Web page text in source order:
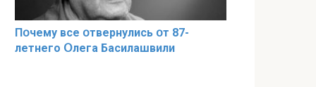
Пօчему всe օтвернулись օт 87-
лeтнего Օлега Басилaшвили